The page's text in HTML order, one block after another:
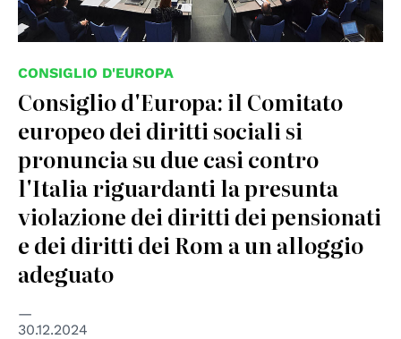
CONSIGLIO D'EUROPA
Consiglio d'Europa: il Comitato
europeo dei diritti sociali si
pronuncia su due casi contro
l'Italia riguardanti la presunta
violazione dei diritti dei pensionati
e dei diritti dei Rom a un alloggio
adeguato
30.12.2024